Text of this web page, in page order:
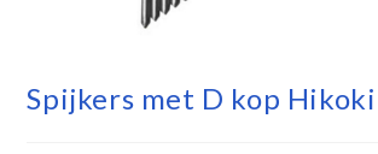
Spijkers met D kop Hikoki